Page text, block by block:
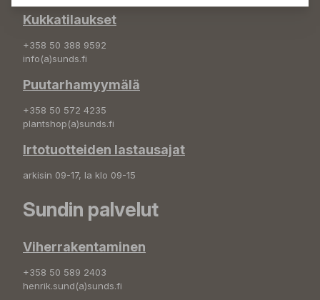
Kukkatilaukset
+358 50 388 9592
info(a)sunds.fi
Puutarhamyymälä
+358 50 572 4235
plantshop(a)sunds.fi
Irtotuotteiden lastausajat
arkisin 09-17, la klo 09-15
Sundin palvelut
Viherrakentaminen
+358 50 589 2403
henrik.sund(a)sunds.fi